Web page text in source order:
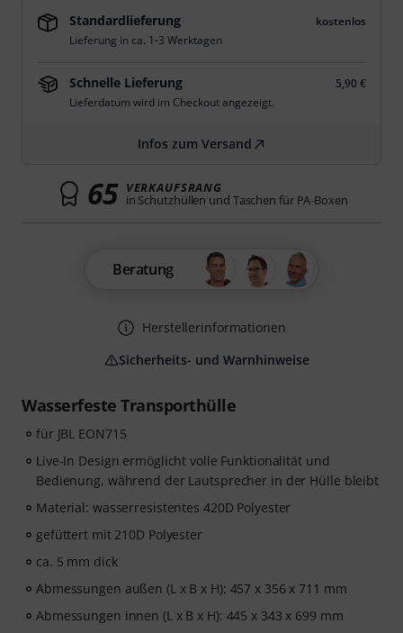
Wasserfeste Transporthülle
für JBL EON715
Live-In Design ermöglicht volle Funktionalität und
Bedienung, während der Lautsprecher in der Hülle bleibt
Material: wasserresistentes 420D Polyester
gefüttert mit 210D Polyester
ca. 5 mm dick
Abmessungen außen (L x B x H): 457 x 356 x 711 mm
Abmessungen innen (L x B x H): 445 x 343 x 699 mm
Standardlieferung
kostenlos
Lieferung in ca. 1-3 Werktagen
Schnelle Lieferung
5,90 €
Lieferdatum wird im Checkout angezeigt.
Infos zum Versand
65 VERKAUFSRANG
in Schutzhüllen und Taschen für PA-Boxen
Beratung
Herstellerinformationen
Sicherheits- und Warnhinweise